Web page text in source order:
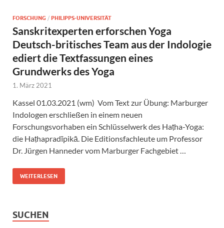
FORSCHUNG / PHILIPPS-UNIVERSITÄT
Sanskritexperten erforschen Yoga
Deutsch-britisches Team aus der Indologie
ediert die Textfassungen eines
Grundwerks des Yoga
1. März 2021
Kassel 01.03.2021 (wm) Vom Text zur Übung: Marburger
Indologen erschließen in einem neuen
Forschungsvorhaben ein Schlüsselwerk des Haṭha-Yoga:
die Haṭhapradīpikā. Die Editionsfachleute um Professor
Dr. Jürgen Hanneder vom Marburger Fachgebiet …
WEITERLESEN
SUCHEN